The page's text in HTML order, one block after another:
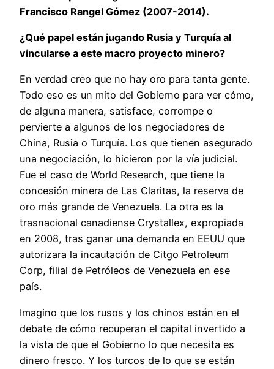
Francisco Rangel Gómez (2007-2014).
¿Qué papel están jugando Rusia y Turquía al
vincularse a este macro proyecto minero?
En verdad creo que no hay oro para tanta gente.
Todo eso es un mito del Gobierno para ver cómo,
de alguna manera, satisface, corrompe o
pervierte a algunos de los negociadores de
China, Rusia o Turquía. Los que tienen asegurado
una negociación, lo hicieron por la vía judicial.
Fue el caso de World Research, que tiene la
concesión minera de Las Claritas, la reserva de
oro más grande de Venezuela. La otra es la
trasnacional canadiense Crystallex, expropiada
en 2008, tras ganar una demanda en EEUU que
autorizara la incautación de Citgo Petroleum
Corp, filial de Petróleos de Venezuela en ese
país.
Imagino que los rusos y los chinos están en el
debate de cómo recuperan el capital invertido a
la vista de que el Gobierno lo que necesita es
dinero fresco. Y los turcos de lo que se están